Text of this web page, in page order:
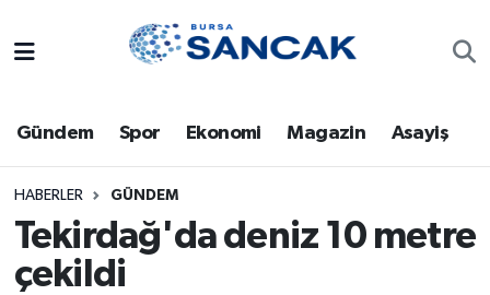
Gündem Spor Ekonomi Magazin Asayiş
HABERLER GÜNDEM
Tekirdağ'da deniz 10 metre
çekildi
Bursa
Dünya
Eğitim
Trafik Durumu
Süper Lig Puan Durumu ve Fikstür
Tüm Manşetler